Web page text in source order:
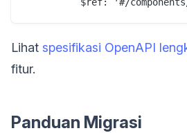
Lihat spesifikasi OpenAPI
fitur.
Panduan Migrasi